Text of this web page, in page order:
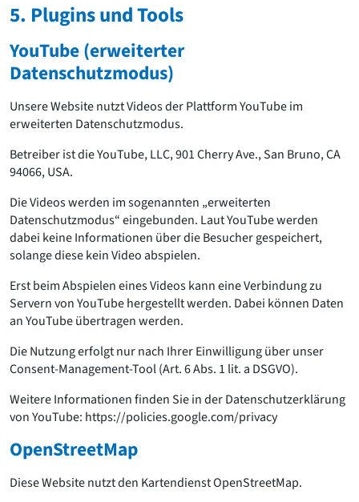
5. Plugins und Tools
YouTube (erweiterter
Datenschutzmodus)
Unsere Website nutzt Videos der Plattform YouTube im
erweiterten Datenschutzmodus.
Betreiber ist die YouTube, LLC, 901 Cherry Ave., San Bruno, CA
94066, USA.
Die Videos werden im sogenannten „erweiterten
Datenschutzmodus“ eingebunden. Laut YouTube werden
dabei keine Informationen über die Besucher gespeichert,
solange diese kein Video abspielen.
Erst beim Abspielen eines Videos kann eine Verbindung zu
Servern von YouTube hergestellt werden. Dabei können Daten
an YouTube übertragen werden.
Die Nutzung erfolgt nur nach Ihrer Einwilligung über unser
Consent-Management-Tool (Art. 6 Abs. 1 lit. a DSGVO).
Weitere Informationen finden Sie in der Datenschutzerklärung
von YouTube: https://policies.google.com/privacy
OpenStreetMap
Diese Website nutzt den Kartendienst OpenStreetMap.